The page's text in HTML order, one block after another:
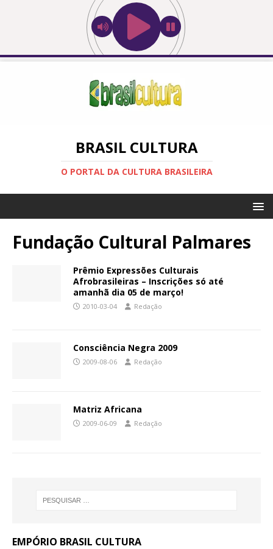
BRASIL CULTURA
O PORTAL DA CULTURA BRASILEIRA
Fundação Cultural Palmares
Prêmio Expressões Culturais
Afrobrasileiras – Inscrições só até
amanhã dia 05 de março!
2010-03-04 Redação
Consciência Negra 2009
2009-08-06 Redação
Matriz Africana
2009-06-09 Redação
EMPÓRIO BRASIL CULTURA